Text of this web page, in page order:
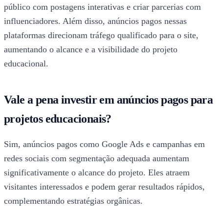
público com postagens interativas e criar parcerias com
influenciadores. Além disso, anúncios pagos nessas
plataformas direcionam tráfego qualificado para o site,
aumentando o alcance e a visibilidade do projeto
educacional.
Vale a pena investir em anúncios pagos para
projetos educacionais?
Sim, anúncios pagos como Google Ads e campanhas em
redes sociais com segmentação adequada aumentam
significativamente o alcance do projeto. Eles atraem
visitantes interessados e podem gerar resultados rápidos,
complementando estratégias orgânicas.